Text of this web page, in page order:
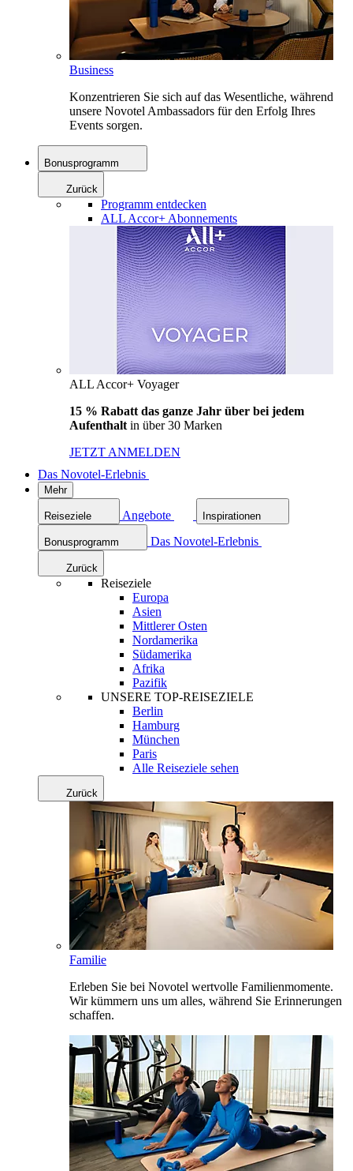
Business
Konzentrieren Sie sich auf das Wesentliche, während
unsere Novotel Ambassadors für den Erfolg Ihres
Events sorgen.
Bonusprogramm
Zurück
Programm entdecken
ALL Accor+ Abonnements
ALL Accor+ Voyager
15 % Rabatt das ganze Jahr über bei jedem
Aufenthalt in über 30 Marken
JETZT ANMELDEN
Das Novotel-Erlebnis
Mehr
Reiseziele Angebote Inspirationen
Bonusprogramm Das Novotel-Erlebnis
Zurück
Reiseziele
Europa
Asien
Mittlerer Osten
Nordamerika
Südamerika
Afrika
Pazifik
UNSERE TOP-REISEZIELE
Berlin
Hamburg
München
Paris
Alle Reiseziele sehen
Zurück
Familie
Erleben Sie bei Novotel wertvolle Familienmomente.
Wir kümmern uns um alles, während Sie Erinnerungen
schaffen.